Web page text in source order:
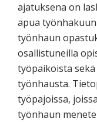
ajatuksena on
apua
työnhaun
osallistuneilla
työpaikoista
työnhausta.
työpajoissa,
työnhaun